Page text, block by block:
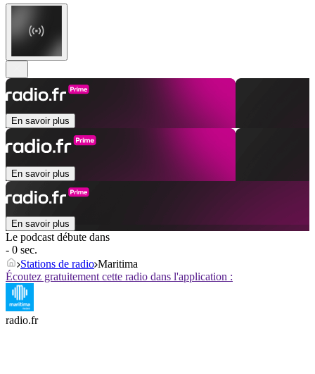
En savoir plus
En savoir plus
En savoir plus
Le podcast débute dans
- 0 sec.
Stations de radio Maritima
Écoutez gratuitement cette radio dans l'application :
radio.fr